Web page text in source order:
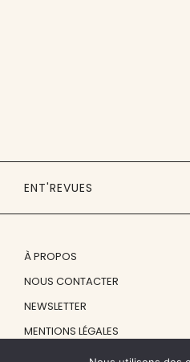
ENT'REVUES
À PROPOS
NOUS CONTACTER
NEWSLETTER
MENTIONS LÉGALES